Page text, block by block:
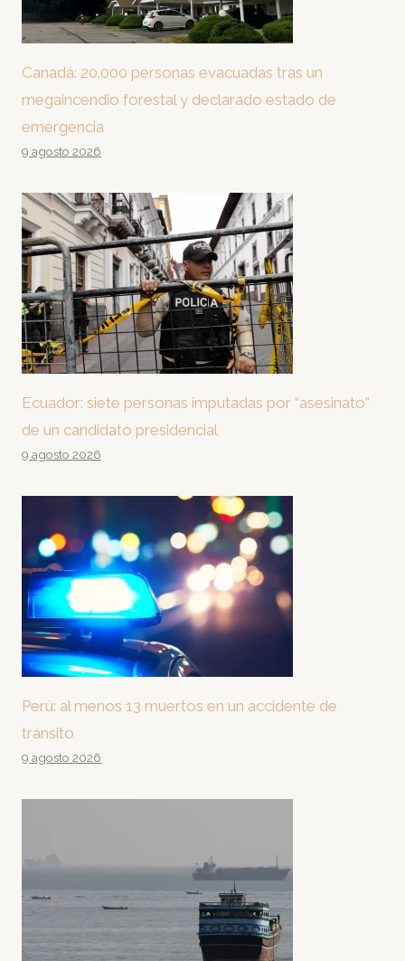
Canadá: 20.000 personas evacuadas tras un
megaincendio forestal y declarado estado de
emergencia
9 agosto 2026
Ecuador: siete personas imputadas por “asesinato”
de un candidato presidencial
9 agosto 2026
Perú: al menos 13 muertos en un accidente de
tránsito
9 agosto 2026